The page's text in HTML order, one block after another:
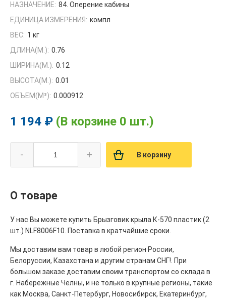
НАЗНАЧЕНИЕ: 84. Оперение кабины
ЕДИНИЦА ИЗМЕРЕНИЯ: компл
ВЕС: 1 кг
ДЛИНА(М.): 0.76
ШИРИНА(М.): 0.12
ВЫСОТА(М.): 0.01
ОБЪЕМ(M³): 0.000912
1 194 ₽ (В корзине 0 шт.)
- + В корзину
О товаре
У нас Вы можете купить Брызговик крыла К-570 пластик (2
шт.) NLF8006F10. Поставка в кратчайшие сроки.
Мы доставим вам товар в любой регион России,
Белоруссии, Казахстана и другим странам СНГ!. При
большом заказе доставим своим транспортом со склада в
г. Набережные Челны, и не только в крупные регионы, такие
как Москва, Санкт-Петербург, Новосибирск, Екатеринбург,